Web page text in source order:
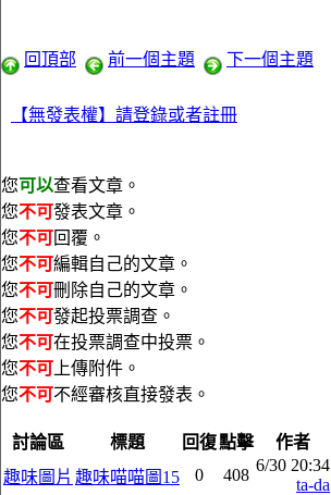
回頂部 前一個主題 下一個主題
【無發表權】請登錄或者註冊
您可以查看文章。
您不可發表文章。
您不可回覆。
您不可編輯自己的文章。
您不可刪除自己的文章。
您不可發起投票調查。
您不可在投票調查中投票。
您不可 上傳附件。
您不可不經審核直接發表。
討論區 標題 回復點擊
作者
趣味圖片 趣味喵喵圖15 0 408
6/30 20:34
ta-da